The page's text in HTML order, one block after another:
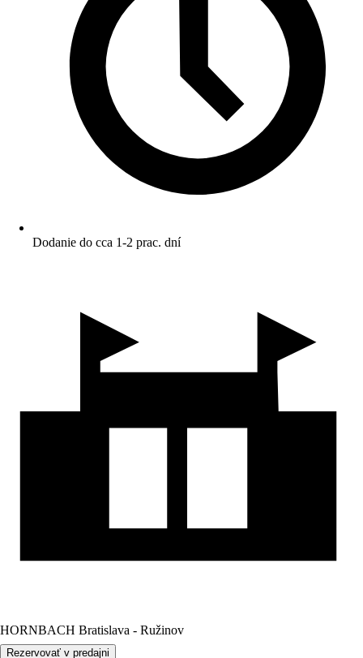
Dodanie do cca 1-2 prac. dní
HORNBACH Bratislava - Ružinov
Rezervovať v predajni